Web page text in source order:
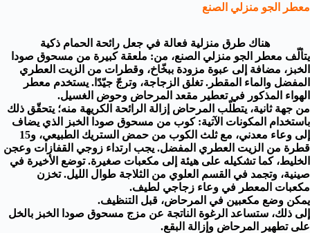
معطر الجو منزلي الصنع
هناك طرق منزلية فعالة في جعل رائحة الحمام ذكية
يتألّف معطر الجو منزلي الصنع، من: ملعقة كبيرة من مسحوق صودا
الخبز، مضافة إلى عبوة مزودة ببخّاخ، وقطرات من الزيت العطري
المفضل والماء المقطر. تغلق الزجاجة، وترجّ جيّدًا. يستخدم معطر
الهواء المذكور في تعطير مقعد المرحاض وحوض الغسيل.
من جهة ثانية، يتطلّب المرحاض إزالة الرائحة الكريهة منه؛ يتحقّق ذلك
باستخدام المكونات الآتية: كوب من مسحوق صودا الخبز الذي يضاف
إلى وعاء معدني، مع ثلث الكوب من حمض الستريك الطبيعي، و15
قطرة من الزيت العطري المفضل. يجب ارتداء زوجي القفازات وعجن
الخليط، كما تشكيله على هيئة إلى مكعبات صغيرة. توضع الأخيرة في
صينية، وتجمد في القسم العلوي من الثلاجة طوال الليل. تخزن
مكعبات المعطر في وعاء زجاجي لطيف.
يمكن وضع مكعبين في المرحاض، قبل التنظيف.
إلى ذلك، ستساعد الرغوة الناتجة عن مزج مسحوق صودا الخبز بالخل
على تطهير المرحاض وإزالة البقع.